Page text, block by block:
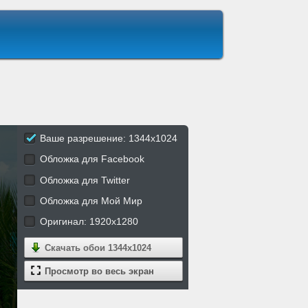
Ваше разрешение: 1344x1024
Обложка для Facebook
Обложка для Twitter
Обложка для Мой Мир
Оригинал: 1920x1280
Скачать обои 1344x1024
Просмотр во весь экран